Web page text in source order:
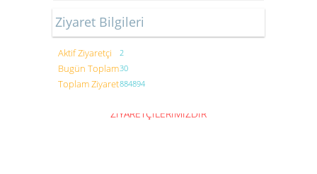
Ziyaret Bilgileri
Aktif Ziyaretçi 2
Bugün Toplam30
Toplam Ziyaret884894
ZİYARETÇİLERİMİZDİR